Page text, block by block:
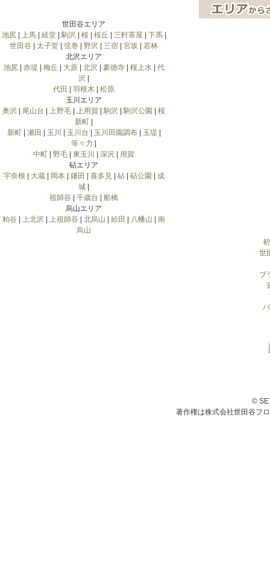
世田谷エリア
池尻| 上馬| 経堂| 駒沢 桜| 桜丘 三軒茶屋 下馬|
世田谷
太子堂 弦巻 野沢 三宿 宮坂
若林
北沢エリア
池尻| 赤堤 梅丘 大原| 北沢 豪徳寺| 桜上水| 代
沢
代田
羽根木
松原
玉川エリア
奥沢
尾山台 上野毛 上用賀 駒沢 駒沢公園
桜
新町
新町| 瀬田 玉川 玉川台 玉川田園調布| 玉堤
等々力
中町
野毛 東玉川 深沢
用賀
砧エリア
宇奈根
大蔵| 岡本| 鎌田 喜多見| 砧| 砧公園
成
城
祖師谷
千歳台
船橋
烏山エリア
粕谷
上北沢 上祖師谷 北烏山 給田 八幡山
南
烏山
世
プ
©
著作権は株式会社世田谷フ